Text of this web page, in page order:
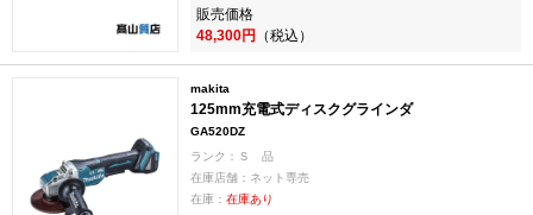
販売価格
48,300円 （税込）
makita
125mm充電式ディスクグラインダ
GA520DZ
ランク：Ｓ 品
在庫店舗：ネット専売
在庫： 在庫あり